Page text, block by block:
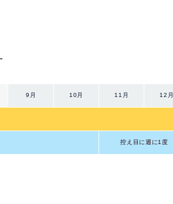
9月 10月 11月 12月
控え目に週に1度